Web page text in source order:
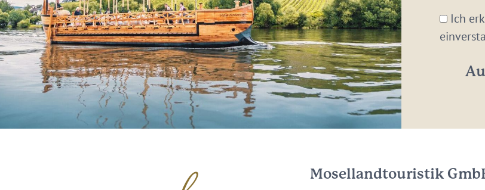
Mail-
Adresse:
Ich
Mosellandtouristik